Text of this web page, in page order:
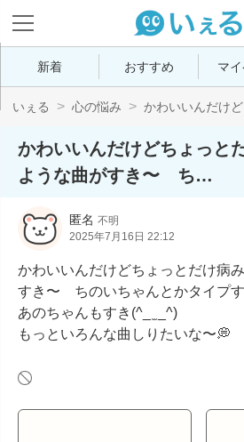
新着 おすすめ マ
いぇる 心の悩み かわいいんだけど
かわいいんだけどちょっと
ような曲がすき〜 ち…
匿名 不明
2025年7月16日 22:12
かわいいんだけどちょっとだけ病
すき〜　ちのいちゃんとかタイプ
あのちゃんもすき(^_ ̫ _^)
もっといろんな曲しりたいな〜💭